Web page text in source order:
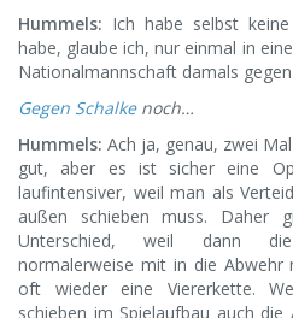
Hummels: Ich habe selbst
habe, glaube ich, nur einmal in
Nationalmannschaft damals
Gegen Schalkenoch…
Hummels:Ach ja, genau, zwei
gut, aber es ist sicher eine
laufintensiver, weil man als
außen schieben muss. Daher
Unterschied, weil dann die
normalerweise mit in die Abwehr
oft wieder eine Viererkette.
schieben im Spielaufbau auch